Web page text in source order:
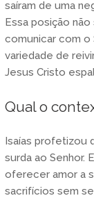
saíram de uma
Essa posição
comunicar com o
variedade de
Jesus Cristo
Qual o
Isaías profetizou
surda ao Senhor.
oferecer amor a
sacrifícios sem